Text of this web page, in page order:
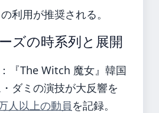
利用が推奨される。
ズの時系列と展開
：『The Witch 魔女』韓国
ダミの演技が大反響を
人以上の動員を記録。